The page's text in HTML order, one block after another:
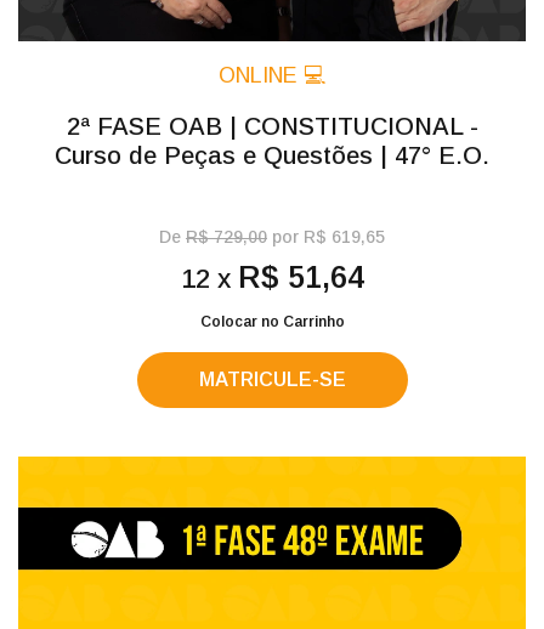
ONLINE 💻
2ª FASE OAB | CONSTITUCIONAL -
Curso de Peças e Questões | 47° E.O.
De R$ 729,00 por R$ 619,65
12 x R$ 51,64
Colocar no Carrinho
MATRICULE-SE